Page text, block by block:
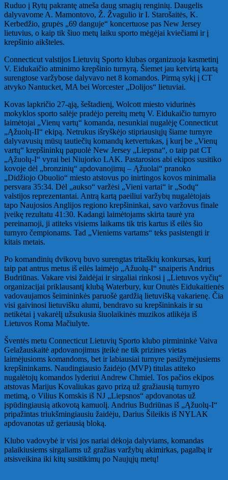
Ruduo į Rytų pakrantę atneša daug smagių renginių. Daugelis
dalyvavome A. Mamontovo, Ž. Žvagulio ir I. Starošaitės, K.
Kerbedžio, grupės „69 danguje“ koncertuose pas New Jersey
lietuvius, o kaip tik šiuo metų laiku sporto mėgėjai kviečiami ir į
krepšinio aikšteles.
Connecticut valstijos Lietuvių Sporto klubas organizuoja kasmetinį
V. Eidukaičio atminimo krepšinio turnyrą. Šiemet jau ketvirtą kartą
surengtose varžybose dalyvavo net 8 komandos. Pirmą sykį į CT
atvyko Nantucket, MA bei Worcester „Dolijos“ lietuviai.
Kovas lapkričio 27-ąją, šeštadienį, Wolcott miesto vidurinės
mokyklos sporto salėje pradėjo pereitų metų V. Eidukaičio turnyro
laimėtojai „Vienų vartų“ komanda, nesunkiai nugalėję Connecticut
„Ąžuolų-II“ ekipą. Netrukus išryškėjo stipriausiųjų šiame turnyre
dalyvavusių mūsų tautiečių komandų ketvertukas, į kurį be „Vienų
vartų“ krepšininkų papuolė New Jersey „Liepsna“, o taip pat CT
„Ąžuolų-I“ vyrai bei Niujorko LAK. Pastarosios abi ekipos susitiko
kovoje dėl „bronzinių“ apdovanojimų – Ąžuolai“ pranoko
„Didžiojo Obuolio“ miesto atstovus po inirtingos kovos minimalia
persvara 35:34. Dėl „aukso“ varžėsi „Vieni vartai“ ir „Sodų“
valstijos reprezentantai. Antrą kartą paeiliui varžybų nugalėtojais
tapo Naujosios Anglijos regiono krepšininkai, savo varžovus finale
įveikę rezultatu 41:30. Kadangi laimėtojams skirta taurė yra
pereinamoji, ji atiteks visiems laikams tik tris kartus iš eilės šio
turnyro čempionams. Tad „Vieniems vartams“ teks pasistengti ir
kitais metais.
Po komandinių dvikovų buvo surengtas tritaškių konkursas, kurį
taip pat antrus metus iš eilės laimėjo „Ažuolų-I“ snaiperis Andrius
Budriūnas. Vakare visi žaidėjai ir sirgaliai rinkosi į „Lietuvos vyčių“
organizacijai priklausantį klubą Waterbury, kur Onutės Eidukaitienės
vadovaujamos šeimininkės paruošė gardžią lietuvišką vakarienę. Čia
visi gaivinosi lietuvišku alumi, bendravo su krepšininkais ir su
netikėtai į vakarėlį užsukusia šiuolaikinės muzikos atlikėja iš
Lietuvos Roma Mačiulyte.
Šventės metu Connecticut Lietuvių Sporto klubo pirmininkė Vaiva
Gelažauskaitė apdovanojimus įteikė ne tik prizines vietas
laimėjusioms komandoms, bet ir labiausiai turnyre pasižymėjusiems
krepšininkams. Naudingiausio žaidėjo (MVP) titulas atiteko
nugalėtojų komandos lyderiui Andrew Chmiel. Tos pačios ekipos
atstovas Marijus Kovaliukas gavo prizą už gražiausią turnyro
metimą, o Vilius Komskis iš NJ „Liepsnos“ apdovanotas už
įspūdingiausią atkovotą kamuolį. Andrius Budriūnas iš „Ąžuolų-I“
pripažintas triukšmingiausiu žaidėju, Darius Šileikis iš NYLAK
apdovanotas už geriausią bloką.
Klubo vadovybė ir visi jos nariai dėkoja dalyviams, komandas
palaikiusiems sirgaliams už gražias varžybų akimirkas, pagalbą ir
atsisveikina iki kitų susitikimų po Naujųjų metų!